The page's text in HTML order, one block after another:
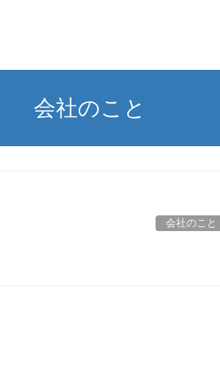
会社のこと
会社のこと